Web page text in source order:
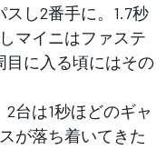
し2番手に。1.7秒
マイニはファステ
目に入る頃にはその
台は1秒ほどのギャ
が落ち着いてきた